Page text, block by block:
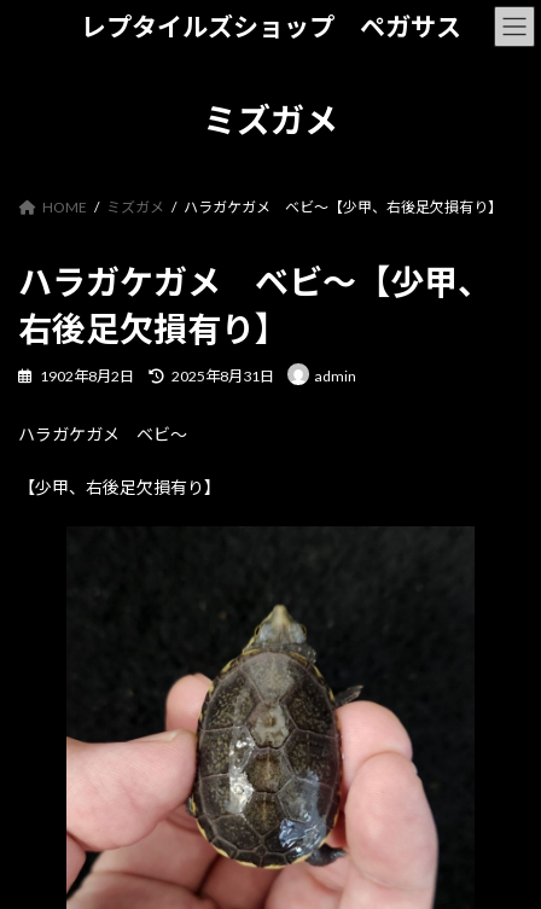
レプタイルズショップ ペガサス
ミズガメ
HOME ミズガメ ハラガケガメ ベビ～【少甲、右後足欠損有り】
ハラガケガメ ベビ～【少甲、
右後足欠損有り】
1902年8月2日
最
新
時
:
2025年8月31日 admin
ハラガケガメ ベビ～
【少甲、右後足欠損有り】